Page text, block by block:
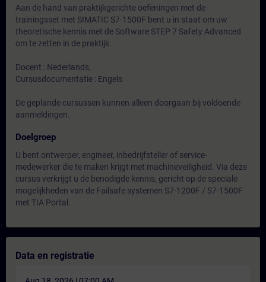
Aan de hand van praktijkgerichte oefeningen met de
trainingsset met SIMATIC S7-1500F bent u in staat om uw
theoretische kennis met de Software STEP 7 Safety Advanced
om te zetten in de praktijk.
Docent : Nederlands,
Cursusdocumentatie : Engels
De geplande cursussen kunnen alleen doorgaan bij voldoende
aanmeldingen.
Doelgroep
U bent ontwerper, engineer, inbedrijfsteller of service-
medewerker die te maken krijgt met machineveiligheid. Via deze
cursus verkrijgt u de benodigde kennis, gericht op de speciale
mogelijkheden van de Failsafe systemen S7-1200F / S7-1500F
met TIA Portal.
Data en registratie